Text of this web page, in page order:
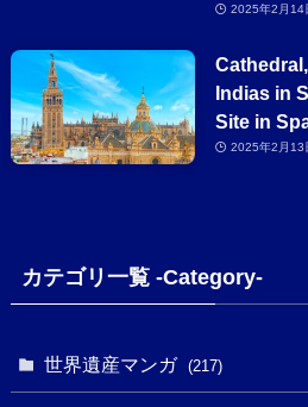
2025年2月14
Indias in
Site in
2025年2月13
カテゴリ一覧 -Category-
世界遺産マンガ (217)